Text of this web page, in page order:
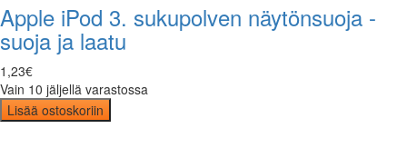
Apple iPod 3. sukupolven näytönsuoja -
suoja ja laatu
1 ,23€
Vain 10 jäljellä varastossa
Lisää ostoskoriin